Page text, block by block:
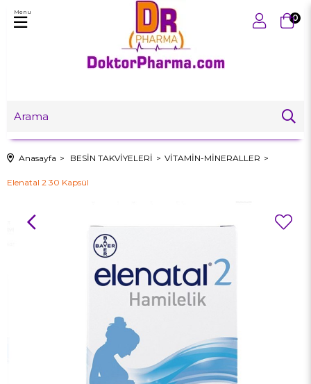
0
Menu
Anasayfa BESİN TAKVİYELERİ VİTAMİN-MİNERALLER
Elenatal 2 30 Kapsül